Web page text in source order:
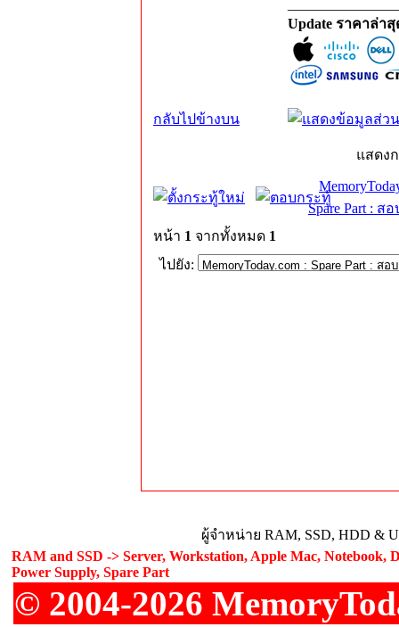
Update ราคาล่า
กลับไปข้างบน
แสดง
Spare Part : ส
หน้า 1 จากทั้งหมด 1
ไปยัง:
ผู้จำหน่าย RAM, SSD, HDD &
RAM and SSD -> Server, Workstation, Apple Mac, Notebook,
Power Supply, Spare Part
© 2004-2026